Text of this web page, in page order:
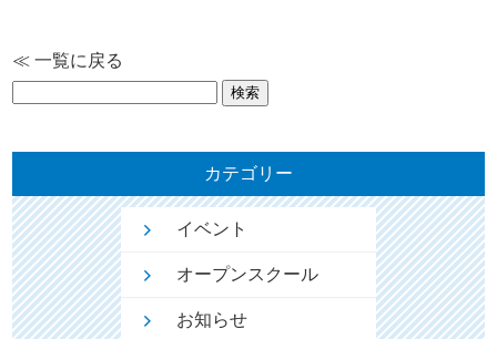
≪ 一覧に戻る
カテゴリー
イベント
オープンスクール
お知らせ